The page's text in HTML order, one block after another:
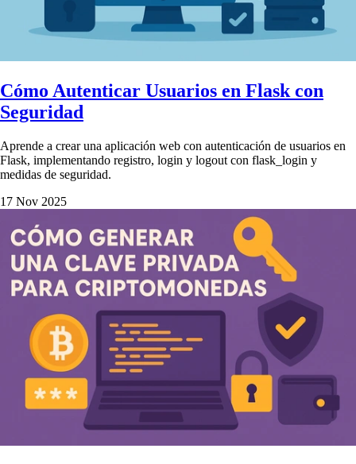
Cómo Autenticar Usuarios en Flask con
Seguridad
Aprende a crear una aplicación web con autenticación de usuarios en
Flask, implementando registro, login y logout con flask_login y
medidas de seguridad.
17 Nov 2025